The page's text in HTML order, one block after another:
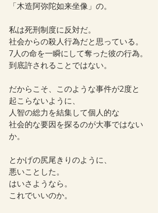
「木造阿弥陀如来坐像」の。
私は死刑制度に反対だ。
社会からの殺人行為だと思っている。
7人の命を一瞬にして奪った彼の行為。
到底許されることではない。
だからこそ、このような事件が2度と
起こらないように、
人智の総力を結集して個人的な
社会的な要因を探るのが大事ではない
か。
とかげの尻尾きりのように、
悪いことした。
はいさようなら。
これでいいのか。